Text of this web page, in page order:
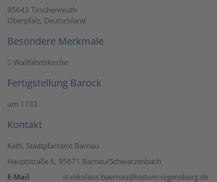
95643 Tirschenreuth
Oberpfalz, Deutschland
Besondere Merkmale
Wallfahrtskirche
Fertigstellung Barock
um 1733
Kontakt
Kath. Stadtpfarramt Bärnau
Hauptstraße 6, 95671 Bärnau/Schwarzenbach
E-Mail
st-nikolaus.baernau@bistum-regensburg.de